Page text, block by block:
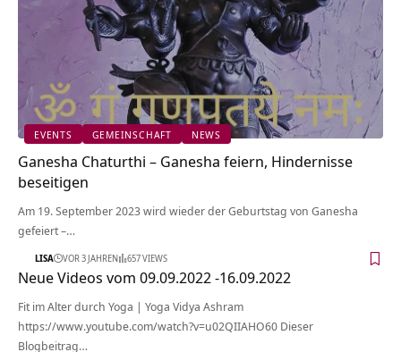
EVENTS GEMEINSCHAFT NEWS
Ganesha Chaturthi – Ganesha feiern, Hindernisse
beseitigen
Am 19. September 2023 wird wieder der Geburtstag von Ganesha
gefeiert –…
LISA VOR 3 JAHREN 657 VIEWS
Neue Videos vom 09.09.2022 -16.09.2022
Fit im Alter durch Yoga | Yoga Vidya Ashram
https://www.youtube.com/watch?v=u02QIIAHO60 Dieser
Blogbeitrag…